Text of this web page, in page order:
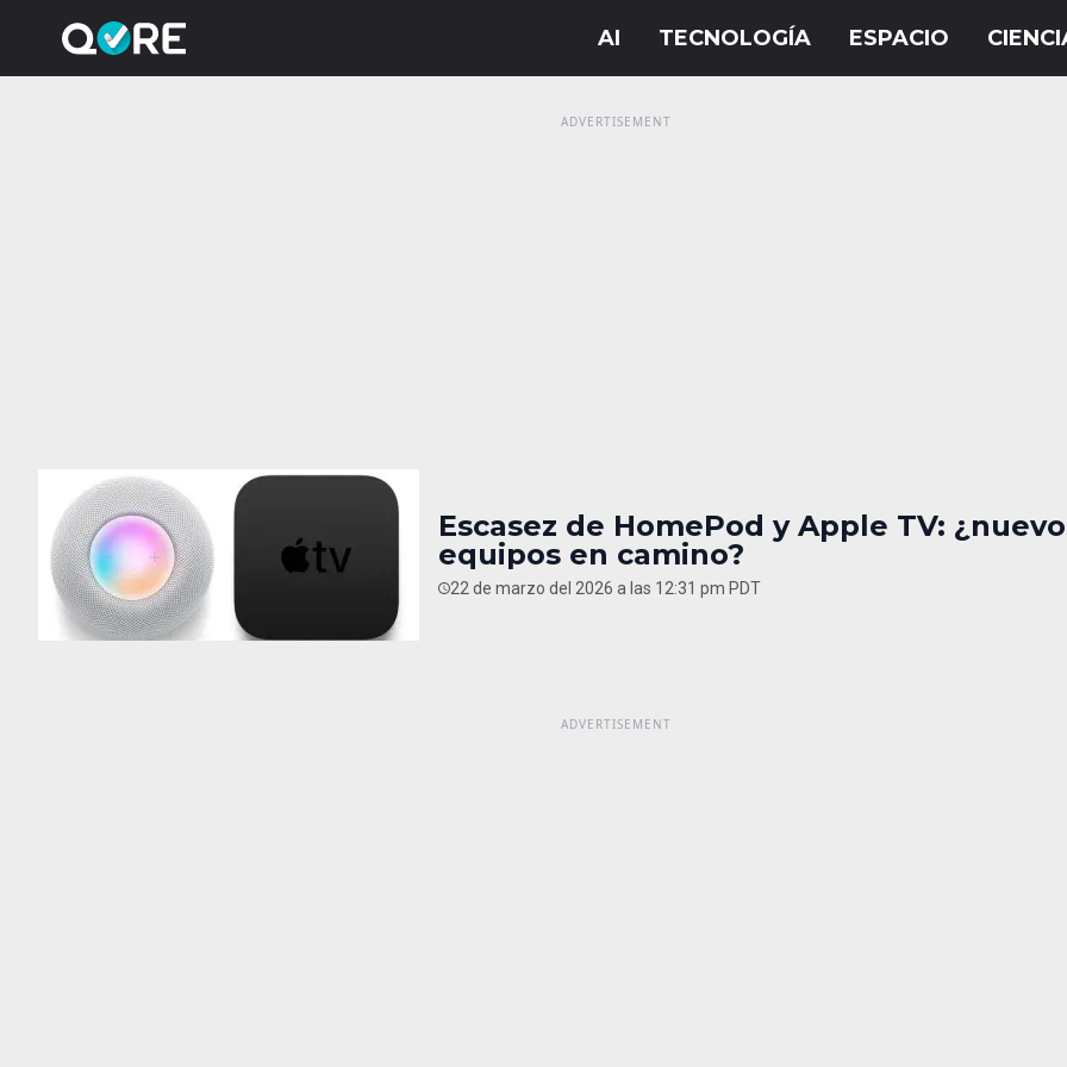
Escasez de HomePod y Apple TV:
equipos en camino?
22 de marzo del 2026 a las 12:31 pm PDT